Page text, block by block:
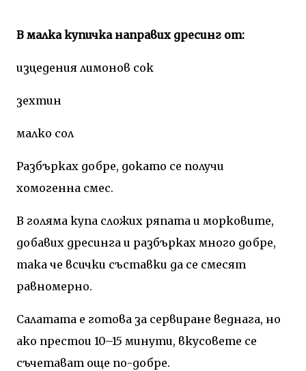
В малка купичка направих дресинг от:
изцедения лимонов сок
зехтин
малко сол
Разбърках добре, докато се получи
хомогенна смес.
В голяма купа сложих ряпата и морковите,
добавих дресинга и разбърках много добре,
така че всички съставки да се смесят
равномерно.
Салатата е готова за сервиране веднага, но
ако престои 10–15 минути, вкусовете се
съчетават още по-добре.